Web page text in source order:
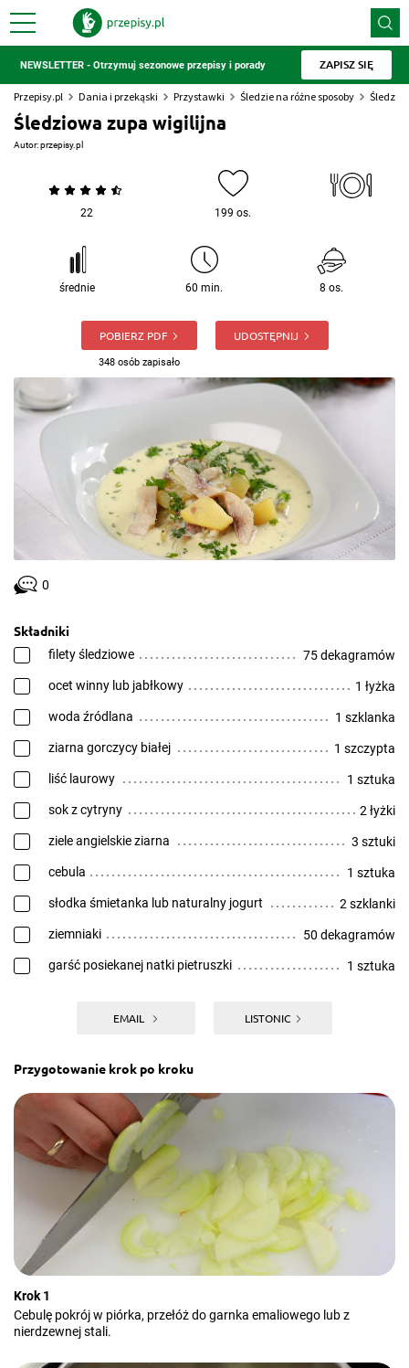
NEWSLETTER - Otrzymuj sezonowe przepisy i porady ZAPISZ SIĘ
Przepisy.pl Dania i przekąski Przystawki Śledzie na różne sposoby
Śledziowa zupa wigilijna
Autor:przepisy.pl
22 199 os.
średnie 60 min. 8 os.
POBIERZ PDF
348 osób zapisało
UDOSTĘPNIJ
0
Składniki
filety śledziowe 75 dekagramów
ocet winny lub jabłkowy 1 łyżka
woda źródlana 1 szklanka
ziarna gorczycy białej 1 szczypta
liść laurowy 1 sztuka
sok z cytryny 2 łyżki
ziele angielskie ziarna 3 sztuki
cebula 1 sztuka
słodka śmietanka lub naturalny jogurt 2 szklanki
ziemniaki 50 dekagramów
garść posiekanej natki pietruszki 1 sztuka
EMAIL LISTONIC
Przygotowanie krok po kroku
Krok 1
Cebulę pokrój w piórka, przełóż do garnka emaliowego lub z
nierdzewnej stali.